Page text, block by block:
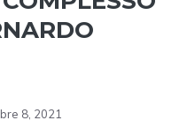
8, 2021